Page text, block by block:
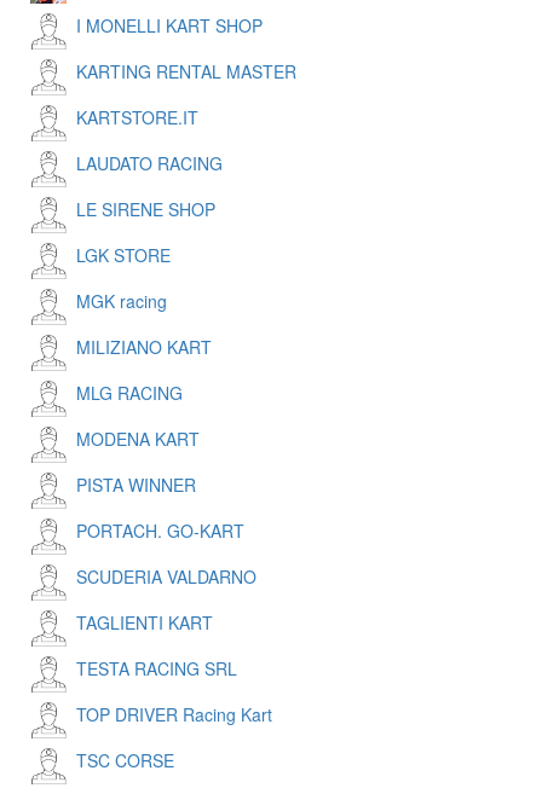
I MONELLI KART SHOP
KARTING RENTAL MASTER
KARTSTORE.IT
LAUDATO RACING
LE SIRENE SHOP
LGK STORE
MGK racing
MILIZIANO KART
MLG RACING
MODENA KART
PISTA WINNER
PORTACH. GO-KART
SCUDERIA VALDARNO
TAGLIENTI KART
TESTA RACING SRL
TOP DRIVER Racing Kart
TSC CORSE